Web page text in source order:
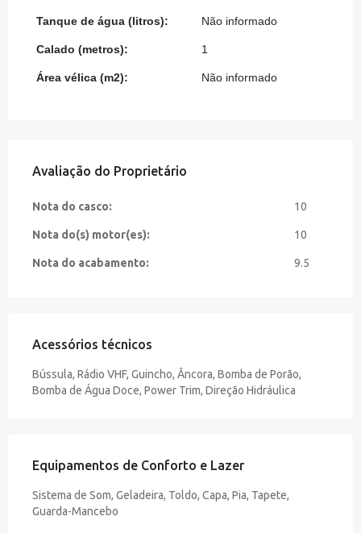
Tanque de água (litros): Não informado
Calado (metros): 1
Área vélica (m2): Não informado
Avaliação do Proprietário
Nota do casco: 10
Nota do(s) motor(es): 10
Nota do acabamento: 9.5
Acessórios técnicos
Bússula, Rádio VHF, Guincho, Âncora, Bomba de Porão,
Bomba de Água Doce, Power Trim, Direção Hidráulica
Equipamentos de Conforto e Lazer
Sistema de Som, Geladeira, Toldo, Capa, Pia, Tapete,
Guarda-Mancebo